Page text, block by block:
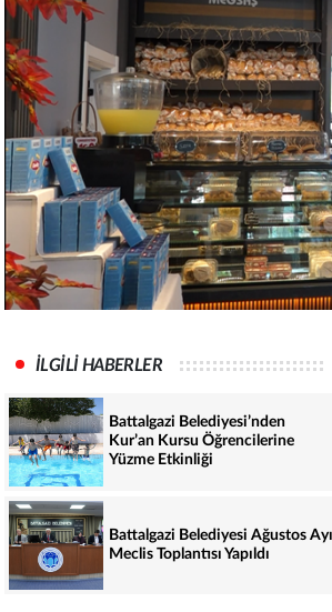
İLGİLİ HABERLER
Battalgazi Belediyesi’nden
Kur’an Kursu Öğrencilerine
Yüzme Etkinliği
Battalgazi Belediyesi Ağustos Ayı
Meclis Toplantısı Yapıldı